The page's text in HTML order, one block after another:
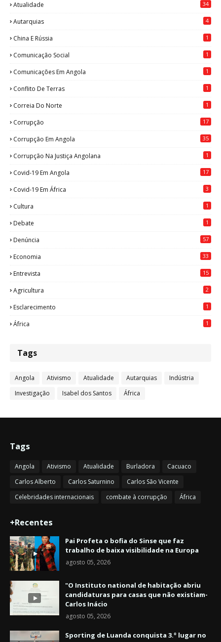
Atualidade 34
Autarquias 4
China E Rússia 1
Comunicação Social 1
Comunicações Em Angola 1
Conflito De Terras 1
Correia Do Norte 1
Corrupção 17
Corrupção Em Angola 35
Corrupção Na Justiça Angolana 1
Covid-19 Em Angola 17
Covid-19 Em África 3
Cultura 1
Debate 1
Denúncia 57
Economia 33
Entrevista 15
Agricultura 2
Esclarecimento 1
África 1
Tags
Angola Ativismo Atualidade Autarquias
Indústria
Investigação
Isabel dos Santos África
Tags
Angola Ativismo Atualidade Burladora
Cacuaco
Carlos Alberto
Carlos Saturnino
Carlos São Vicente
Celebridades internacionais
combate à corrupção África
+Recentes
Pai Profeta o bofia do Sinse que faz
trabalho de baixa visibilidade na Europa
agosto 05, 2026
"O Instituto national de habitação abriu
candidaturas para casas que não existiam-
Carlos Inácio
agosto 05, 2026
Sporting de Luanda conquista 3.º lugar no